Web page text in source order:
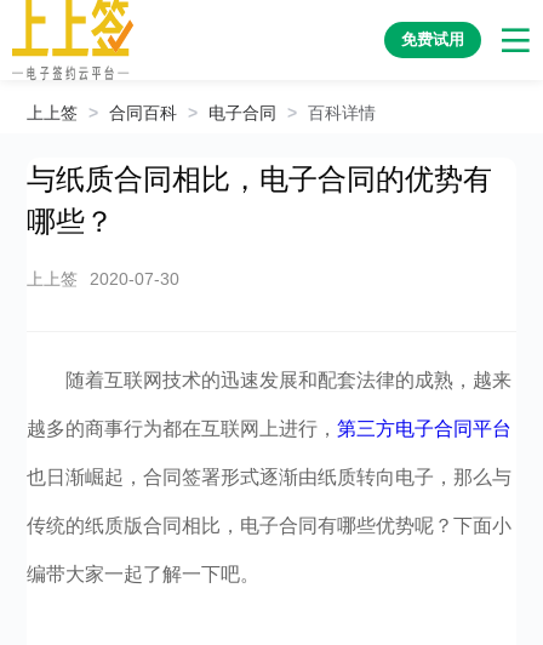
免费试用
上上签 > 合同百科 > 电子合同 > 百科详情
与纸质合同相比，电子合同的优势有
哪些？
上上签 2020-07-30
随着互联网技术的迅速发展和配套法律的成熟，越来
越多的商事行为都在互联网上进行，第三方电子合同平台
也日渐崛起，合同签署形式逐渐由纸质转向电子，那么与
传统的纸质版合同相比，电子合同有哪些优势呢？下面小
编带大家一起了解一下吧。